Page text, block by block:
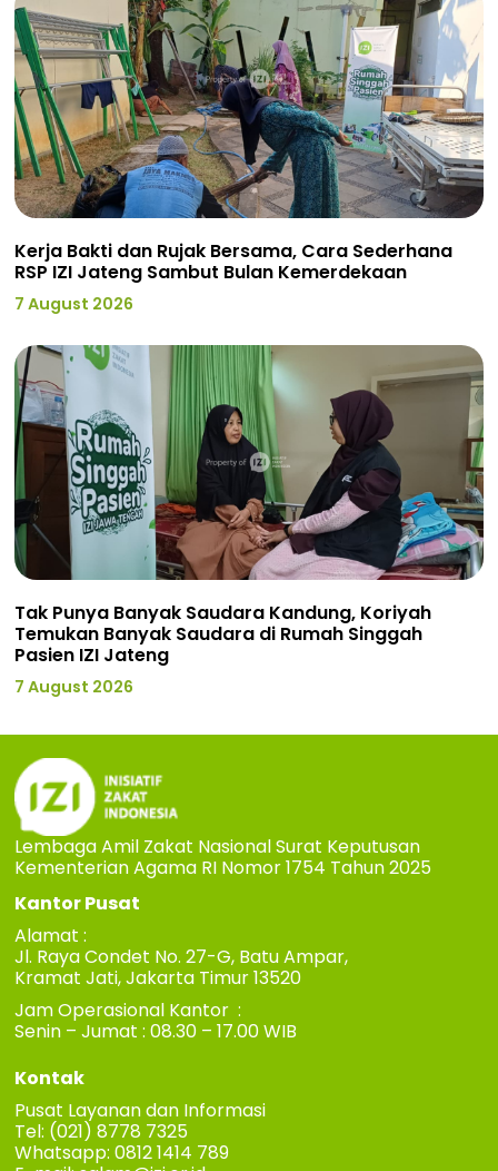
Kerja Bakti dan Rujak Bersama, Cara Sederhana
RSP IZI Jateng Sambut Bulan Kemerdekaan
7 August 2026
Tak Punya Banyak Saudara Kandung, Koriyah
Temukan Banyak Saudara di Rumah Singgah
Pasien IZI Jateng
7 August 2026
Lembaga Amil Zakat Nasional Surat Keputusan
Kementerian Agama RI Nomor 1754 Tahun 2025
Kantor Pusat
Alamat :
Jl. Raya Condet No. 27-G, Batu Ampar,
Kramat Jati, Jakarta Timur 13520
Jam Operasional Kantor :
Senin – Jumat : 08.30 – 17.00 WIB
Kontak
Pusat Layanan dan Informasi
Tel: (021) 8778 7325
Whatsapp: 0812 1414 789